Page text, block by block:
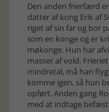
Den anden frierfærd
datter af kong Erik af
riget af sin far og bor
som en konge og er
møkonge. Hun har
masser af vold.
mindretal, må han
komme igen, så hun
opført. Anden gang
med at indtage